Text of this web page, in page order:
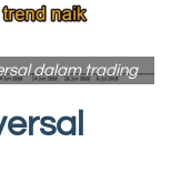
dalam trading